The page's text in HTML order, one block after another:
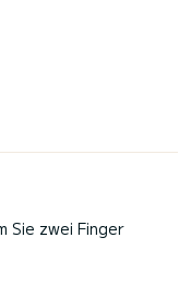
Sie zwei Finger